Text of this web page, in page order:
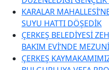
KARALAR
SUYU HATTI DÖŞEDİK
ÇERKEŞ BELEDİYESİ
BAKIM EVİ’NDE
ÇERKEŞ